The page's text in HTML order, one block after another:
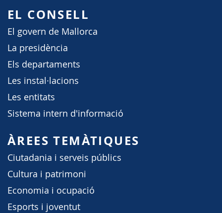
EL CONSELL
El govern de Mallorca
La presidència
Els departaments
Les instal·lacions
Les entitats
Sistema intern d'informació
ÀREES TEMÀTIQUES
Ciutadania i serveis públics
Cultura i patrimoni
Economia i ocupació
Esports i joventut